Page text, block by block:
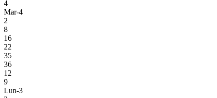
4
Mar-4
2
8
16
22
35
36
12
9
Lun-3